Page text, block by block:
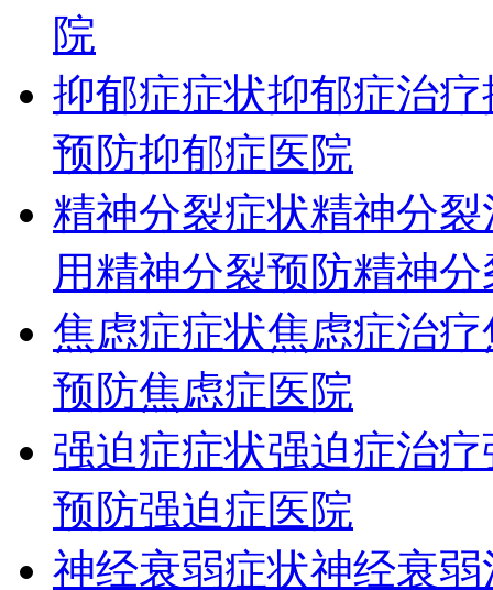
院
抑郁症症状抑郁症治疗
预防抑郁症医院
精神分裂症状精神分裂
用精神分裂预防精神
焦虑症症状焦虑症治疗
预防焦虑症医院
强迫症症状强迫症治疗
预防强迫症医院
神经衰弱症状神经衰弱